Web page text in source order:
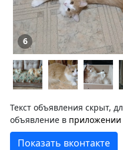
6
Текст объявления скрыт,
объявление в приложении
Показать вконтакте